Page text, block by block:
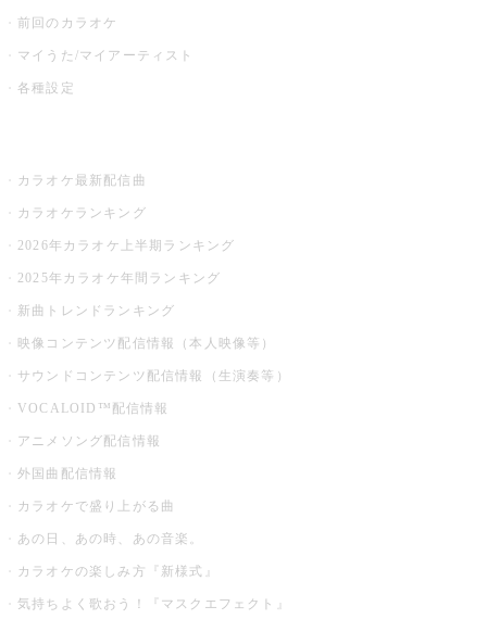
前回のカラオケ
マイうた/マイアーティスト
各種設定
カラオケ最新配信曲
カラオケランキング
2026年カラオケ上半期ランキング
2025年カラオケ年間ランキング
新曲トレンドランキング
映像コンテンツ配信情報（本人映像等）
サウンドコンテンツ配信情報（生演奏等）
VOCALOID™配信情報
アニメソング配信情報
外国曲配信情報
カラオケで盛り上がる曲
あの日、あの時、あの音楽。
カラオケの楽しみ方『新様式』
気持ちよく歌おう！『マスクエフェクト』